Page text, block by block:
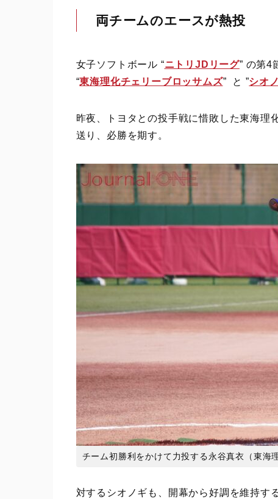
両チームのエースが熱投
女子ソフトボール “ニトリJDリーグ” の第4
“東海理化チェリーブロッサムズ” と ”シオ
昨夜、トヨタとの投手戦に惜敗した東海理
送り、必勝を期す。
チーム初勝利をかけて力投する永谷真衣（東海
対するシオノギも、開幕から好調を維持す